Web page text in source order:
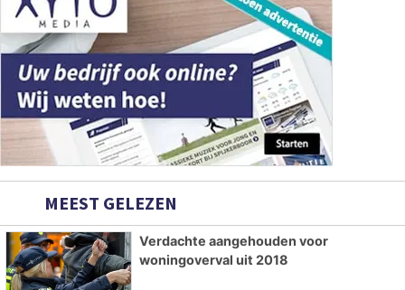
MEEST GELEZEN
Verdachte aangehouden voor
woningoverval uit 2018